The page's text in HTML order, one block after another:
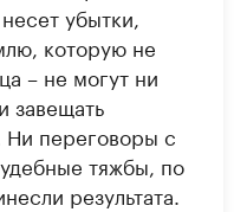
убытки,
которую не
– не могут ни
завещать
Ни переговоры с
тяжбы, по
результата.